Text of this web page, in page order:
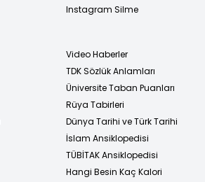
Instagram Silme
Video Haberler
TDK Sözlük Anlamları
Üniversite Taban Puanları
Rüya Tabirleri
Dünya Tarihi ve Türk Tarihi
İslam Ansiklopedisi
TÜBİTAK Ansiklopedisi
Hangi Besin Kaç Kalori